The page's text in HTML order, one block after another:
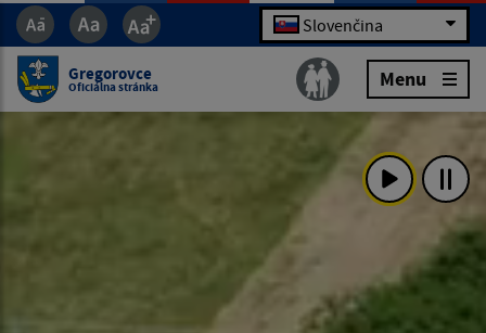
Slovenčina
Gregorovce
Oficiálna stránka Menu